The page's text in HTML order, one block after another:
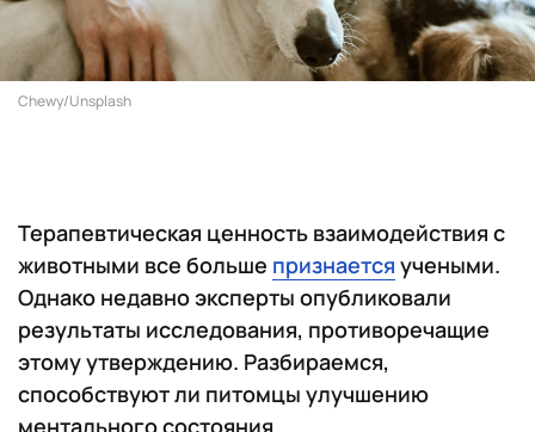
Chewy/Unsplash
Терапевтическая ценность взаимодействия с
животными все больше признается учеными.
Однако недавно эксперты опубликовали
результаты исследования, противоречащие
этому утверждению. Разбираемся,
способствуют ли питомцы улучшению
ментального состояния.